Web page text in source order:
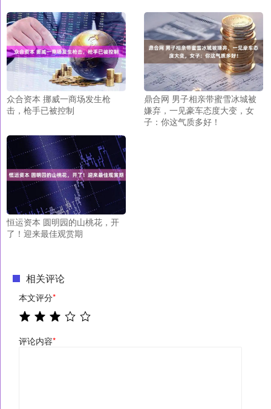
众合资本 挪威一商场发生枪
击，枪手已被控制
鼎合网 男子相亲带蜜雪冰城被
嫌弃，一见豪车态度大变，女
子：你这气质多好！
恒运资本 圆明园的山桃花，开
了！迎来最佳观赏期
相关评论
本文评分*
评论内容*